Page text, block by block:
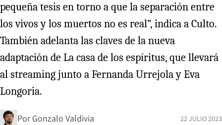
pequeña tesis en torno a que la separación entre
los vivos y los muertos no es real”, indica a Culto.
También adelanta las claves de la nueva
adaptación de La casa de los espíritus, que llevará
al streaming junto a Fernanda Urrejola y Eva
Longoria.
Por Gonzalo Valdivia 22 JULIO 2023